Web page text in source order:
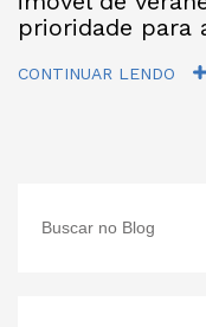
prioridade para
CONTINUAR LENDO